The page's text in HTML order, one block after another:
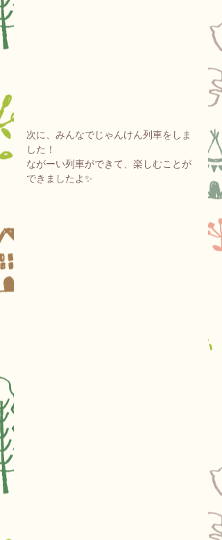
次に、みんなでじゃんけん列車をしま
した！
ながーい列車ができて、楽しむことが
できましたよ✨